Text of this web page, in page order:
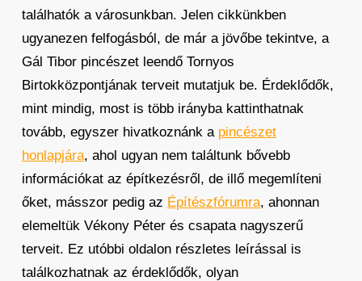
találhatók a városunkban. Jelen cikkünkben
ugyanezen felfogásból, de már a jövőbe tekintve, a
Gál Tibor pincészet leendő Tornyos
Birtokközpontjának terveit mutatjuk be. Érdeklődők,
mint mindig, most is több irányba kattinthatnak
tovább, egyszer hivatkoznánk a pincészet
honlapjára, ahol ugyan nem találtunk bővebb
információkat az építkezésről, de illő megemlíteni
őket, másszor pedig az Építészfórumra, ahonnan
elemeltük Vékony Péter és csapata nagyszerű
terveit. Ez utóbbi oldalon részletes leírással is
találkozhatnak az érdeklődők, olyan